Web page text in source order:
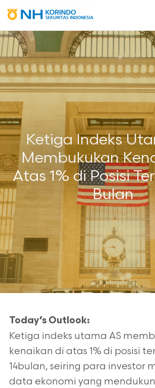
Ketiga Indeks
Membukukan
Atas 1% di Posisi
Bulan
Today’s Outlook:
Ketiga indeks utama AS
kenaikan di atas 1% di posisi
14bulan, seiring para investor
data ekonomi yang